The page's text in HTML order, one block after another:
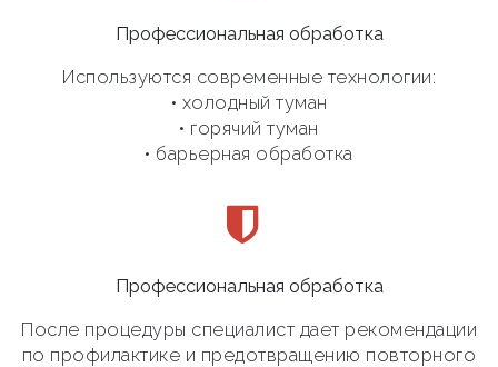
Профессиональная обработка
Используются современные технологии:
• холодный туман
• горячий туман
• барьерная обработка
Профессиональная обработка
После процедуры специалист дает рекомендации
по профилактике и предотвращению повторного